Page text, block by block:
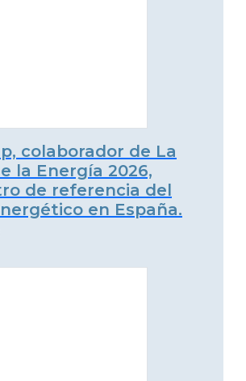
colaborador de La
la Energía 2026,
de referencia del
en España.